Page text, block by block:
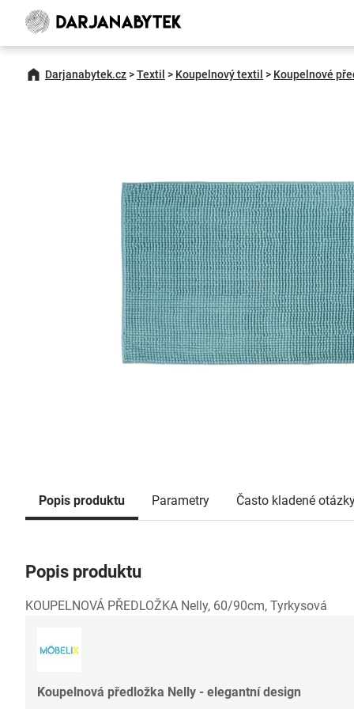
Darjanabytek.cz>Textil > Koupelnový textil > Koupelnové
Popis produktu Parametry Často kladené
Popis produktu
KOUPELNOVÁ PŘEDLOŽKA Nelly, 60/90cm, Tyrkysová
Koupelnová předložka Nelly - elegantní design